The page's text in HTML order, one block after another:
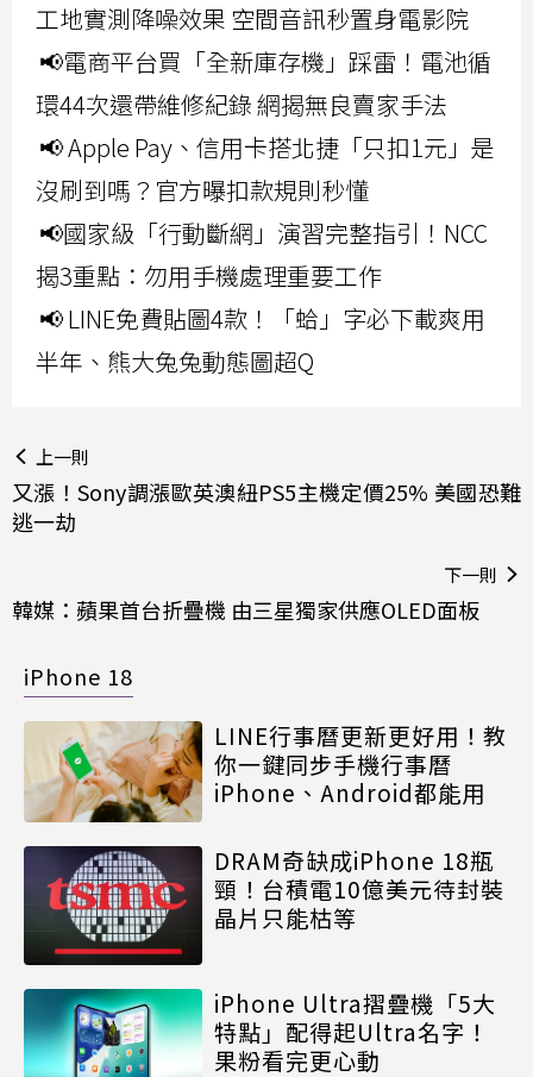
工地實測降噪效果 空間音訊秒置身電影院
📢電商平台買「全新庫存機」踩雷！電池循
環44次還帶維修紀錄 網揭無良賣家手法
📢 Apple Pay、信用卡搭北捷「只扣1元」是
沒刷到嗎？官方曝扣款規則秒懂
📢國家級「行動斷網」演習完整指引！NCC
揭3重點：勿用手機處理重要工作
📢 LINE免費貼圖4款！「蛤」字必下載爽用
半年、熊大兔兔動態圖超Q
上一則
又漲！Sony調漲歐英澳紐PS5主機定價25% 美國恐難
逃一劫
下一則
韓媒：蘋果首台折疊機 由三星獨家供應OLED面板
iPhone 18
LINE行事曆更新更好用！教
你一鍵同步手機行事曆
iPhone、Android都能用
DRAM奇缺成iPhone 18瓶
頸！台積電10億美元待封裝
晶片只能枯等
iPhone Ultra摺疊機「5大
特點」配得起Ultra名字！
果粉看完更心動